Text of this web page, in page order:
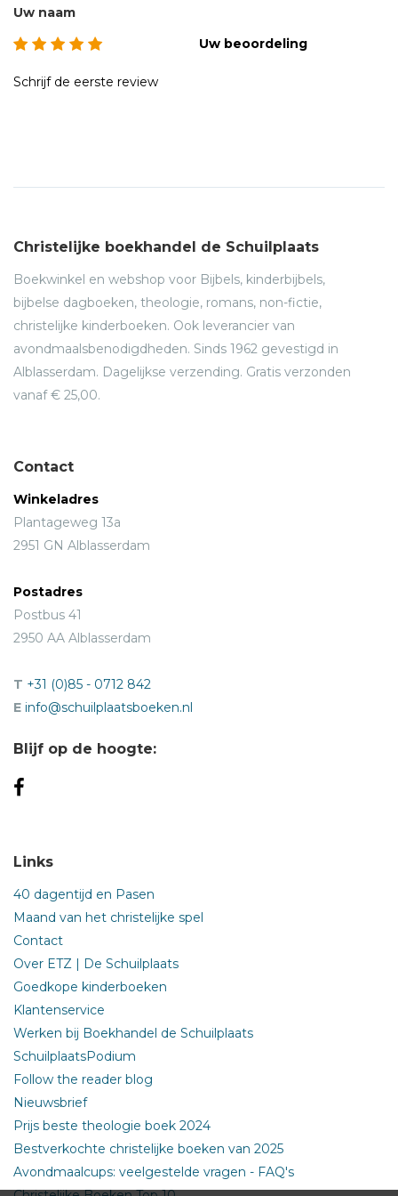
Uw naam
Uw beoordeling
Schrijf de eerste review
Christelijke boekhandel de Schuilplaats
Boekwinkel en webshop voor Bijbels, kinderbijbels,
bijbelse dagboeken, theologie, romans, non-fictie,
christelijke kinderboeken. Ook leverancier van
avondmaalsbenodigdheden. Sinds 1962 gevestigd in
Alblasserdam. Dagelijkse verzending. Gratis verzonden
vanaf € 25,00.
Contact
Winkeladres
Plantageweg 13a
2951 GN Alblasserdam
Postadres
Postbus 41
2950 AA Alblasserdam
T +31 (0)85 - 0712 842
E info@schuilplaatsboeken.nl
Blijf op de hoogte:
Links
40 dagentijd en Pasen
Maand van het christelijke spel
Contact
Over ETZ | De Schuilplaats
Goedkope kinderboeken
Klantenservice
Werken bij Boekhandel de Schuilplaats
SchuilplaatsPodium
Follow the reader blog
Nieuwsbrief
Prijs beste theologie boek 2024
Bestverkochte christelijke boeken van 2025
Avondmaalcups: veelgestelde vragen - FAQ's